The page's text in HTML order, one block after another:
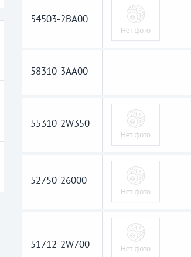
54503-2BA00
58310-3AA00
55310-2W350
52750-26000
51712-2W700